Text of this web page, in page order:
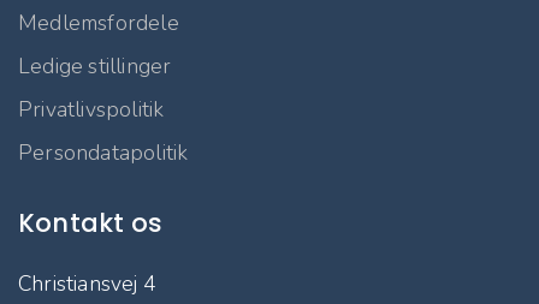
Medlemsfordele
Ledige stillinger
Privatlivspolitik
Persondatapolitik
Kontakt os
Christiansvej 4